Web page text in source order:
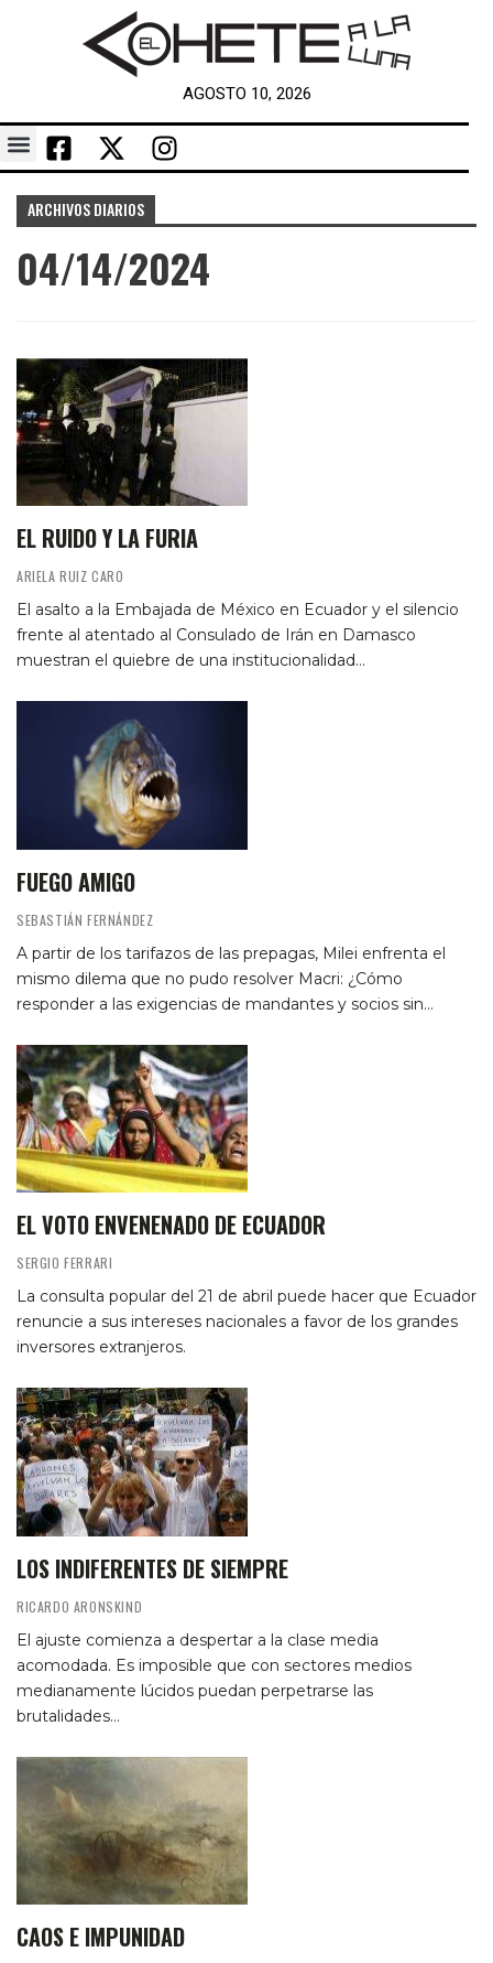
AGOSTO 10, 2026
ARCHIVOS DIARIOS
04/14/2024
EL RUIDO Y LA FURIA
ARIELA RUIZ CARO
El asalto a la Embajada de México en Ecuador y el silencio
frente al atentado al Consulado de Irán en Damasco
muestran el quiebre de una institucionalidad…
FUEGO AMIGO
SEBASTIÁN FERNÁNDEZ
A partir de los tarifazos de las prepagas, Milei enfrenta el
mismo dilema que no pudo resolver Macri: ¿Cómo
responder a las exigencias de mandantes y socios sin…
EL VOTO ENVENENADO DE ECUADOR
SERGIO FERRARI
La consulta popular del 21 de abril puede hacer que Ecuador
renuncie a sus intereses nacionales a favor de los grandes
inversores extranjeros.
LOS INDIFERENTES DE SIEMPRE
RICARDO ARONSKIND
El ajuste comienza a despertar a la clase media
acomodada. Es imposible que con sectores medios
medianamente lúcidos puedan perpetrarse las
brutalidades…
CAOS E IMPUNIDAD